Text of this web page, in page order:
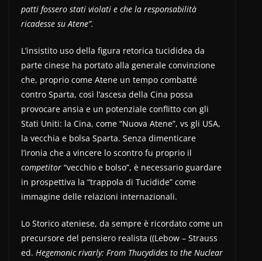
patti fossero stati violati e che la responsabilità
ricadesse su Atene”.
L’insistito uso della figura retorica tucididea da
parte cinese ha portato alla generale convinzione
che, proprio come Atene un tempo combatté
contro Sparta, così l’ascesa della Cina possa
provocare ansia e un potenziale conflitto con gli
Stati Uniti: la Cina, come “Nuova Atene”, vs gli USA,
la vecchia e bolsa Sparta. Senza dimenticare
l’ironia che a vincere lo scontro fu proprio il
competitor “vecchio e bolso”, è necessario guardare
in prospettiva la “trappola di Tucidide” come
immagine delle relazioni internazionali.
Lo Storico ateniese, da sempre è ricordato come un
precursore del pensiero realista ((Lebow – Strauss
ed. Hegemonic rivarly: From Thucydides to the Nuclear